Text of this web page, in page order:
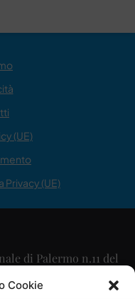
Cookie
(UE)
Privacy (UE)
di Palermo n.11 del